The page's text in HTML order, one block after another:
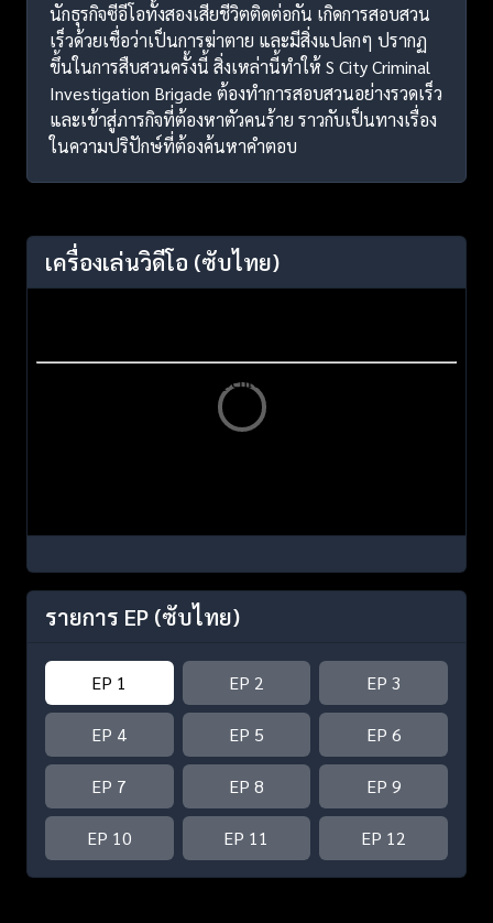
นักธุรกิจซีอีโอทั้งสองเสียชีวิตติดต่อกัน เกิดการสอบสวน
เร็วด้วยเชื่อว่าเป็นการฆ่าตาย และมีสิ่งแปลกๆ ปรากฏ
ขึ้นในการสืบสวนครั้งนี้ สิ่งเหล่านี้ทำให้ S City Criminal
Investigation Brigade ต้องทำการสอบสวนอย่างรวดเร็ว
และเข้าสู่ภารกิจที่ต้องหาตัวคนร้าย ราวกับเป็นทางเรื่อง
ในความปริปักษ์ที่ต้องค้นหาคำตอบ
เครื่องเล่นวิดีโอ (ซับไทย)
รายการ EP (ซับไทย)
EP 1 EP 2 EP 3
EP 4 EP 5 EP 6
EP 7 EP 8 EP 9
EP 10 EP 11 EP 12